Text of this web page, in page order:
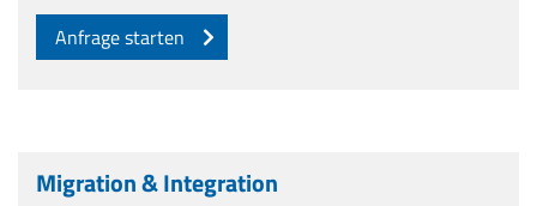
Anfrage starten
Migration & Integration